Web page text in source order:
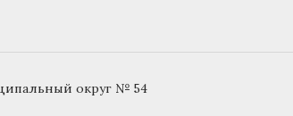
округ № 54